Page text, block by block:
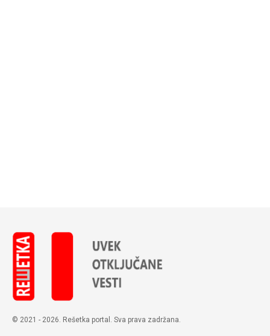
© 2021 - 2026. Rešetka portal. Sva prava zadržana.